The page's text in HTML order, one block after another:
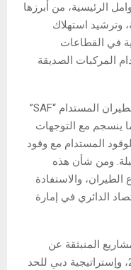
الرئيسية، من أبرزها
وترشيد استهلاك
في القطاعات
المركبات الصديقة
كما ناقش المجلس جدوى انتاج وقود الطيران المستدام “SAF”
ينسجم مع التوجهات
المستدام مع وقود
ومن شأن هذه
والاستفادة
الدائري في إمارة
المنبثقة عن
إستراتيجية دبي المتكاملة للطاقة 2050، وإستراتيجية دبي للحد